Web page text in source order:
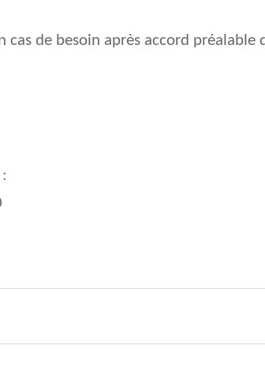
de besoin après accord préalable